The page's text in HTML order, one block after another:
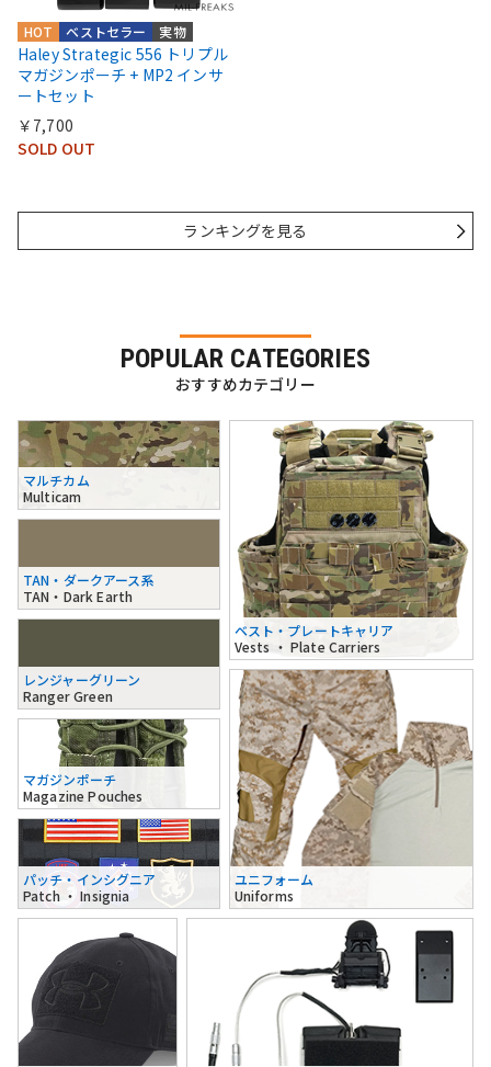
実物
ベストセラー
HOT
Haley Strategic 556 トリプル
マガジンポーチ + MP2 インサ
ートセット
￥7,700
SOLD OUT
ランキングを見る
POPULAR CATEGORIES
おすすめカテゴリー
マルチカム
Multicam
TAN・ダークアース系
TAN・Dark Earth
レンジャーグリーン
Ranger Green
ベスト・プレートキャリア
Vests ・ Plate Carriers
マガジンポーチ
Magazine Pouches
パッチ・インシグニア
Patch ・ Insignia
ユニフォーム
Uniforms